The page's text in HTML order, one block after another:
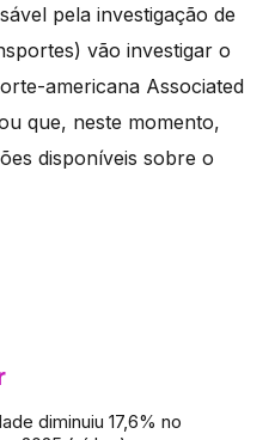
pela investigação de
vão investigar o
americana Associated
que, neste momento,
disponíveis sobre o
diminuiu 17,6% no